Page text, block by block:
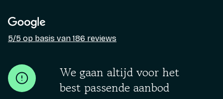
5/5 op basis van 186 reviews
We gaan altijd voor het
best passende aanbod